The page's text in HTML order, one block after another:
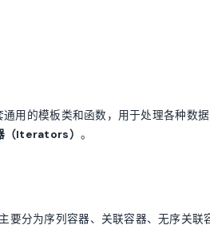
用的模板类和函数，用于处理各种数据
（Iterators） 。
要分为序列容器、关联容器、无序关联